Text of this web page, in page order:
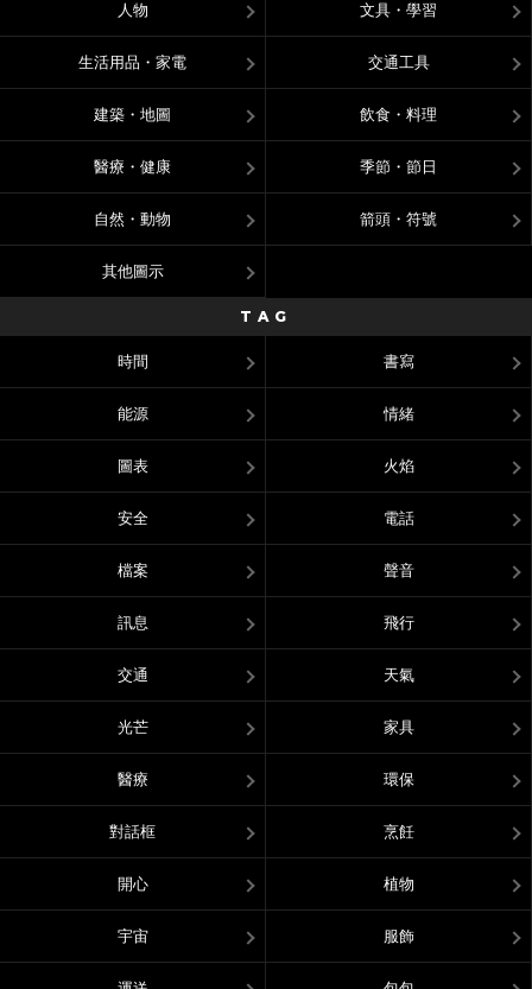
人物 文具・學習
生活用品・家電 交通工具
建築・地圖 飲食・料理
醫療・健康 季節・節日
自然・動物 箭頭・符號
其他圖示
TAG
時間 書寫
能源 情緒
圖表 火焰
安全 電話
檔案 聲音
訊息 飛行
交通 天氣
光芒 家具
醫療 環保
對話框 烹飪
開心 植物
宇宙 服飾